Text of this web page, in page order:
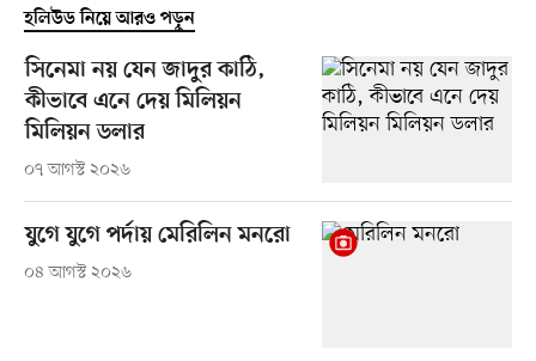
হলিউড নিয়ে আরও পড়ুন
সিনেমা নয় যেন জাদুর কাঠি,
কীভাবে এনে দেয় মিলিয়ন
মিলিয়ন ডলার
০৭ আগস্ট ২০২৬
যুগে যুগে পর্দায় মেরিলিন মনরো
০৪ আগস্ট ২০২৬